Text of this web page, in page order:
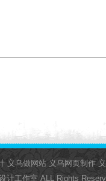
义乌做网站 义乌网页制作
计工作室 ALL Rights